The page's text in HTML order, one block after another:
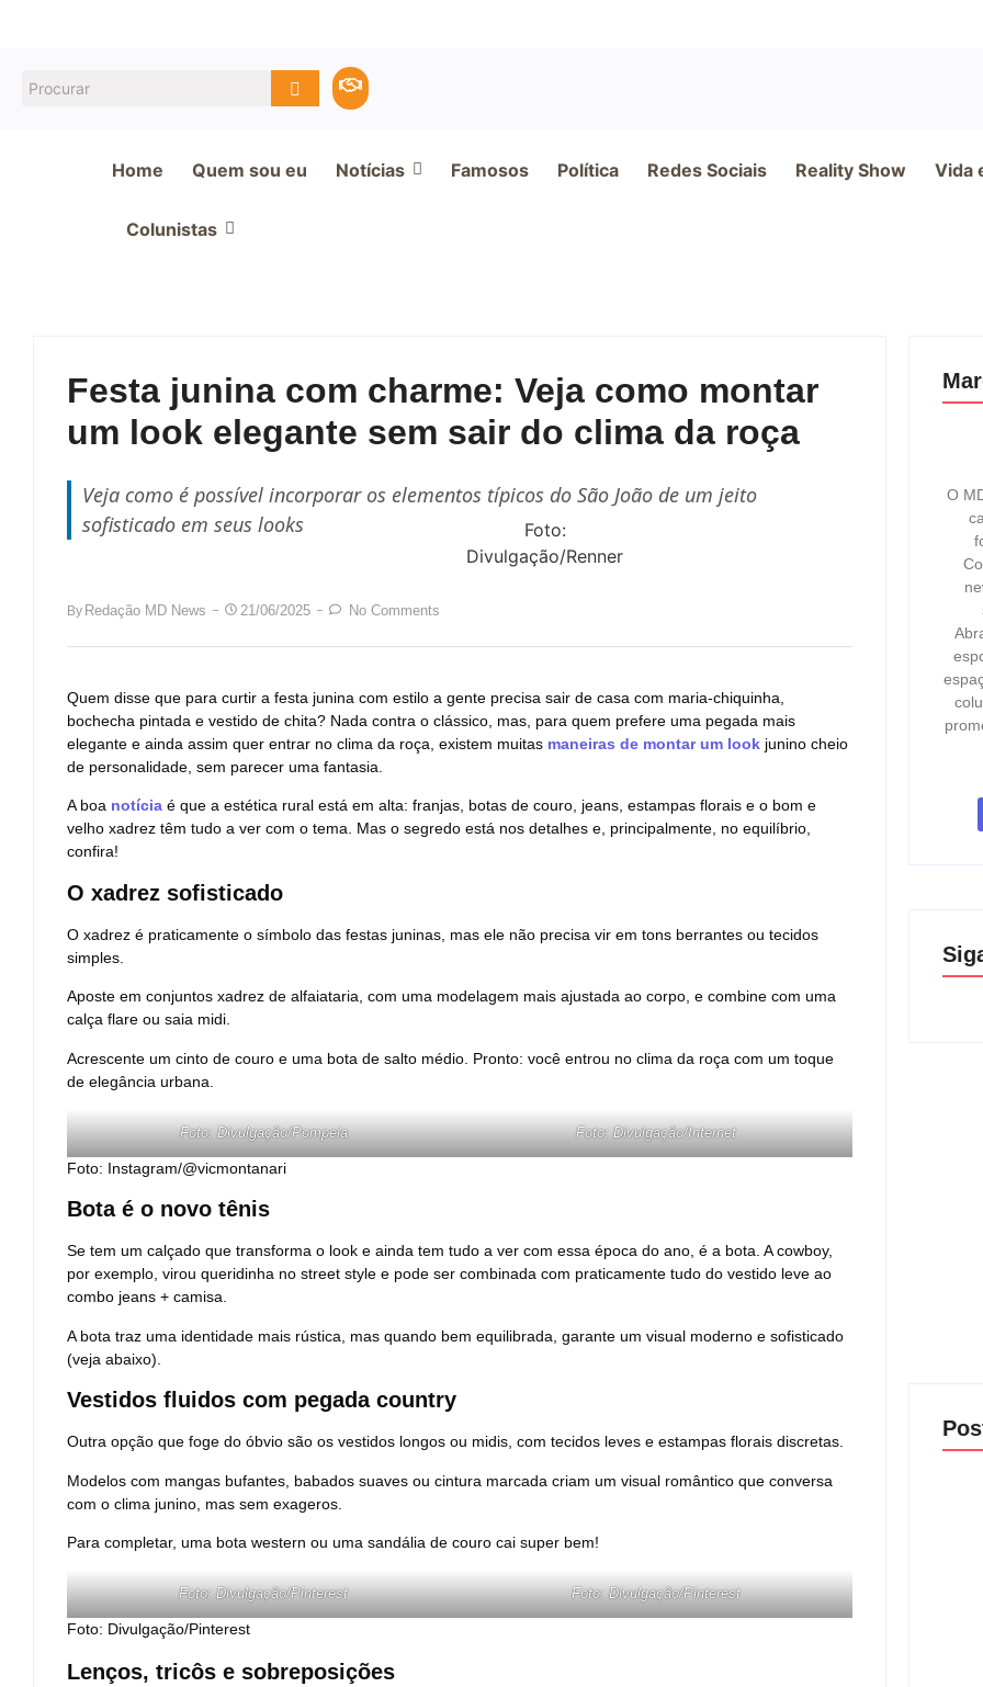
Home Quem sou eu Notícias Famosos Política Redes Sociais Reality Show Vida
Colunistas
Festa junina com charme: Veja como montar
um look elegante sem sair do clima da roça
Veja como é possível incorporar os elementos típicos do São João de um jeito
sofisticado em seus looks
Foto:
Divulgação/Renner
By Redação MD News 21/06/2025 No Comments
Quem disse que para curtir a festa junina com estilo a gente precisa sair de casa com maria-chiquinha,
bochecha pintada e vestido de chita? Nada contra o clássico, mas, para quem prefere uma pegada mais
elegante e ainda assim quer entrar no clima da roça, existem muitas maneiras de montar um look junino cheio
de personalidade, sem parecer uma fantasia.
A boa notícia é que a estética rural está em alta: franjas, botas de couro, jeans, estampas florais e o bom e
velho xadrez têm tudo a ver com o tema. Mas o segredo está nos detalhes e, principalmente, no equilíbrio,
confira!
O xadrez sofisticado
O xadrez é praticamente o símbolo das festas juninas, mas ele não precisa vir em tons berrantes ou tecidos
simples.
Aposte em conjuntos xadrez de alfaiataria, com uma modelagem mais ajustada ao corpo, e combine com uma
calça flare ou saia midi.
Acrescente um cinto de couro e uma bota de salto médio. Pronto: você entrou no clima da roça com um toque
de elegância urbana.
Foto: Divulgação/Pompeia Foto: Divulgação/Internet
Foto: Instagram/@vicmontanari
Bota é o novo tênis
Se tem um calçado que transforma o look e ainda tem tudo a ver com essa época do ano, é a bota. A cowboy,
por exemplo, virou queridinha no street style e pode ser combinada com praticamente tudo do vestido leve ao
combo jeans + camisa.
A bota traz uma identidade mais rústica, mas quando bem equilibrada, garante um visual moderno e sofisticado
(veja abaixo).
Vestidos fluidos com pegada country
Outra opção que foge do óbvio são os vestidos longos ou midis, com tecidos leves e estampas florais discretas.
Modelos com mangas bufantes, babados suaves ou cintura marcada criam um visual romântico que conversa
com o clima junino, mas sem exageros.
Para completar, uma bota western ou uma sandália de couro cai super bem!
Foto: Divulgação/Pinterest Foto: Divulgação/Pinterest
Foto: Divulgação/Pinterest
Lenços, tricôs e sobreposições
O